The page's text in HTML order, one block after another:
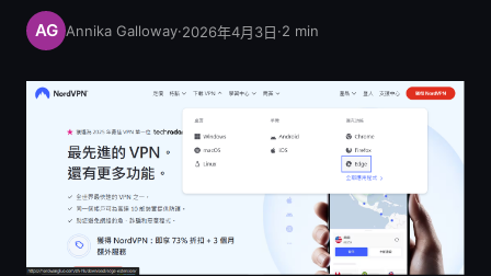
Annika Galloway·2026年4月3日·2 min